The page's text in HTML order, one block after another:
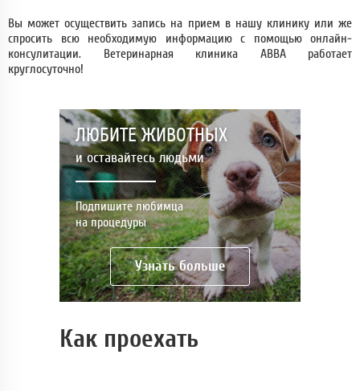
Вы может осуществить запись на прием в нашу клинику или же
спросить всю необходимую информацию с помощью онлайн-
консулитации. Ветеринарная клиника АВВА работает
круглосуточно!
ЛЮБИТЕ ЖИВОТНЫХ
и оставайтесь людьми
Подпишите любимца
на процедуры
Узнать больше
Как проехать